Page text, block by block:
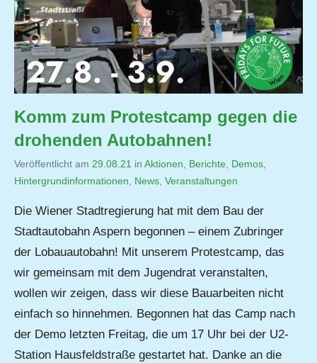
Komm zum Protestcamp gegen die
drohenden Autobahnen!
Veröffentlicht am 29.08.21 von
Jutta
in Aktionen, Berichte, Demos,
Hintergrundinformationen, News, Veranstaltungen
Die Wiener Stadtregierung hat mit dem Bau der
Stadtautobahn Aspern begonnen – einem Zubringer
der Lobauautobahn! Mit unserem Protestcamp, das
wir gemeinsam mit dem Jugendrat veranstalten,
wollen wir zeigen, dass wir diese Bauarbeiten nicht
einfach so hinnehmen. Begonnen hat das Camp nach
der Demo letzten Freitag, die um 17 Uhr bei der U2-
Station Hausfeldstraße gestartet hat. Danke an die